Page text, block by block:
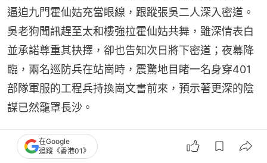
逼迫九門霍仙姑充當眼線，跟蹤張吳二人深入密道。
吳老狗聞訊趕至太和樓強拉霍仙姑共舞，雖深情表白
並承諾尊重其抉擇，卻也告知次日將下密道；夜幕降
臨，兩名巡防兵在站崗時，震驚地目睹一名身穿401
部隊軍服的工程兵持換崗文書前來，預示著更深的陰
謀已然籠罩長沙。
第3集：約定之日，吳老狗帶領吳家人與愛犬「三寸
釘」破牆而入，與張啟山、霍仙姑等人正式合隊下密
在Google
追蹤《香港01》